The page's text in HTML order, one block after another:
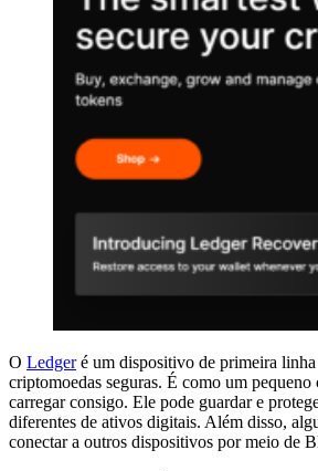
O Ledgeré um dispositivo de primeira linha
criptomoedas seguras. É como um
carregar consigo. Ele pode guardar e
diferentes de ativos digitais. Além disso,
conectar a outros dispositivos por meio de